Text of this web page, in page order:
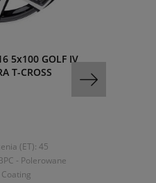
5x100 GOLF IV
T-CROSS
(ET): 45
- Polerowane